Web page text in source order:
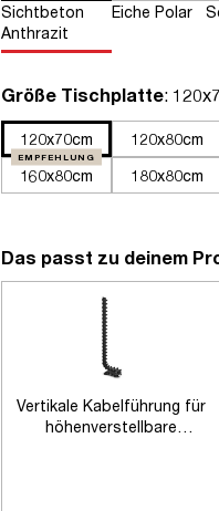
Sichtbeton
Anthrazit
Eiche Polar
Größe Tischplatte:
120x70cm 120x80cm
160x80cm
EMPFEHLUNG
180x80cm
Das passt zu deinem
Vertikale Kabelführung für
höhenverstellbare